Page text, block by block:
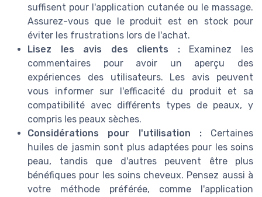
suffisent pour l'application cutanée ou le massage.
Assurez-vous que le produit est en stock pour
éviter les frustrations lors de l'achat.
Lisez les avis des clients :Examinez les
commentaires pour avoir un aperçu des
expériences des utilisateurs. Les avis peuvent
vous informer sur l'efficacité du produit et sa
compatibilité avec différents types de peaux, y
compris les peaux sèches.
Considérations pour l'utilisation :Certaines
huiles de jasmin sont plus adaptées pour les soins
peau, tandis que d'autres peuvent être plus
bénéfiques pour les soins cheveux. Pensez aussi à
votre méthode préférée, comme l'application